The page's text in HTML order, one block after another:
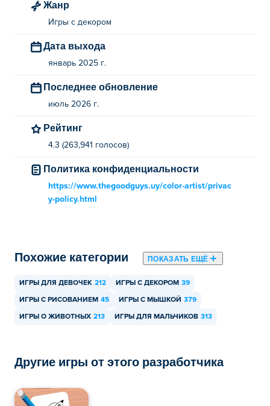
Как можно бесплатно поиграть в Color
Вы можете играть в Color Artist бесплатно на Poki.
Могу ли я играть в Color Artist на
мобильных устройствах и компьютере?
В Color Artist можно играть на компьютере и
мобильных устройствах, таких как телефоны и
Жанр
Игры с декором
Дата выхода
январь 2025 г.
Последнее обновление
июль 2026 г.
Рейтинг
4.3 (263,941 голосов)
Политика конфиденциальности
https://www.thegoodguys.uy/color-artist/privac
y-policy.html
Похожие категории ПОКАЗАТЬ ЕЩЁ
ИГРЫ ДЛЯ ДЕВОЧЕК 212 ИГРЫ С ДЕКОРОМ 39
ИГРЫ С РИСОВАНИЕМ 45 ИГРЫ С МЫШКОЙ 379
ИГРЫ О ЖИВОТНЫХ 213 ИГРЫ ДЛЯ МАЛЬЧИКОВ 313
Другие игры от этого разработчика